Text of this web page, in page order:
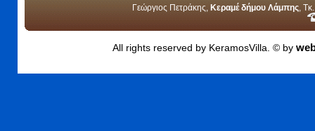
Γεώργιος Πετράκης, Κεραμέ δήμου Λάμπης,
All rights reserved by KeramosVilla. © by